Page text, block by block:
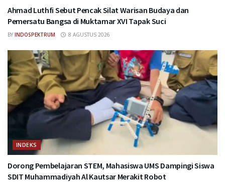
Ahmad Luthfi Sebut Pencak Silat Warisan Budaya dan
Pemersatu Bangsa di Muktamar XVI Tapak Suci
BY INDOSPEKTRUM 8 AGUSTUS 2026
INDEKS
Dorong Pembelajaran STEM, Mahasiswa UMS Dampingi Siswa
SDIT Muhammadiyah Al Kautsar Merakit Robot